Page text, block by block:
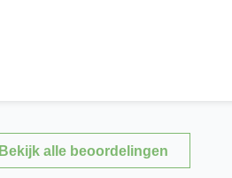
Bekijk alle beoordelingen